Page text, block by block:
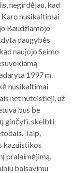
negirdėjau, kad
Karo nusikaltimai
Baudžiamojo
daugybės
naujojo Seimo
1997 m.
nusikaltimai
net nuteistieji, už
bus be
ginčyti, skelbti
Taip,
kazuistikos
pralaimėjimą.
balsavimu